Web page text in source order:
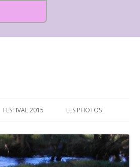
FESTIVAL 2015 LES PHOTOS
FESTIVAL 2016-PHOTOS